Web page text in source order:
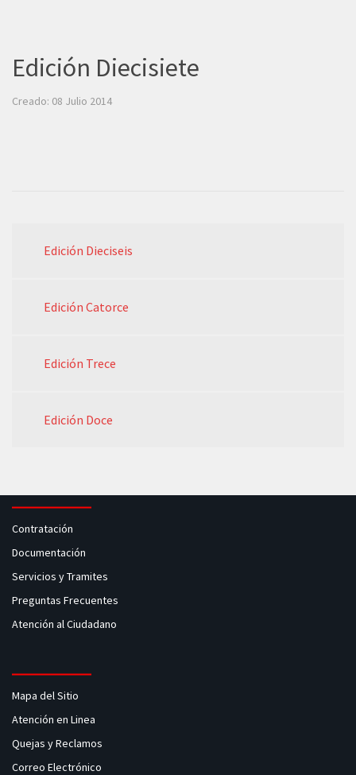
Edición Diecisiete
Creado: 08 Julio 2014
Edición Dieciseis
Edición Catorce
Edición Trece
Edición Doce
Contratación
Documentación
Servicios y Tramites
Preguntas Frecuentes
Atención al Ciudadano
Mapa del Sitio
Atención en Linea
Quejas y Reclamos
Correo Electrónico